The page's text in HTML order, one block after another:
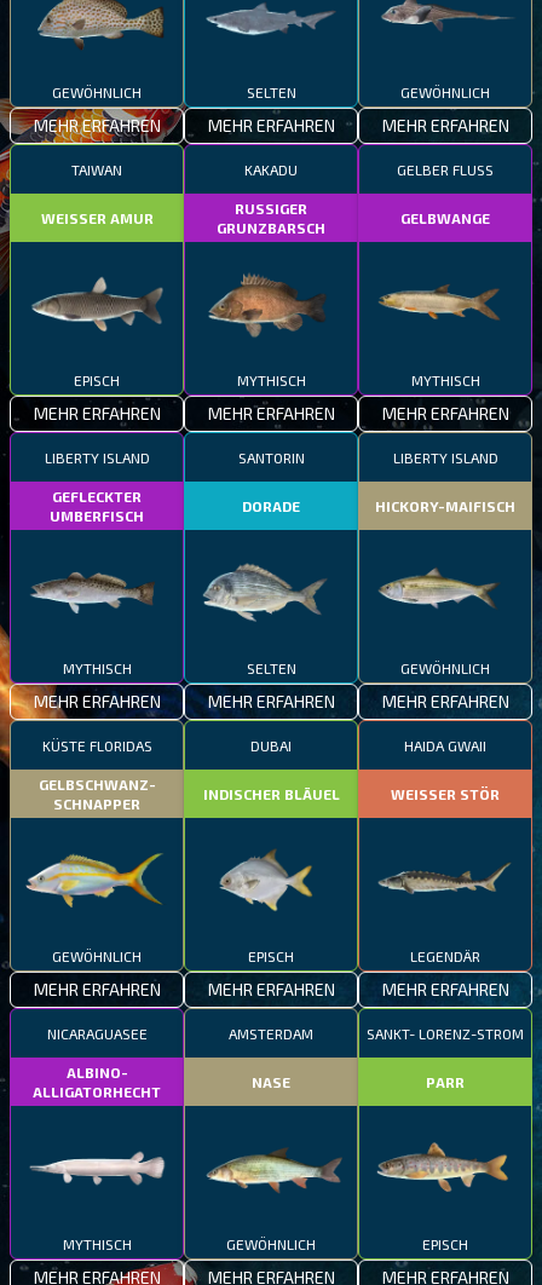
GEWÖHNLICH
MEHR ERFAHREN
SELTEN
MEHR ERFAHREN
GEWÖHNLICH
MEHR ERFAHREN
TAIWAN
WEISSER AMUR
EPISCH
MEHR ERFAHREN
KAKADU
RUSSIGER
GRUNZBARSCH
MYTHISCH
MEHR ERFAHREN
GELBER FLUSS
GELBWANGE
MYTHISCH
MEHR ERFAHREN
LIBERTY ISLAND
GEFLECKTER
UMBERFISCH
MYTHISCH
MEHR ERFAHREN
SANTORIN
DORADE
SELTEN
MEHR ERFAHREN
LIBERTY ISLAND
HICKORY-MAIFISCH
GEWÖHNLICH
MEHR ERFAHREN
KÜSTE FLORIDAS
GELBSCHWANZ-
SCHNAPPER
GEWÖHNLICH
MEHR ERFAHREN
DUBAI
INDISCHER BLÄUEL
EPISCH
MEHR ERFAHREN
HAIDA GWAII
WEISSER STÖR
LEGENDÄR
MEHR ERFAHREN
NICARAGUASEE
ALBINO-
ALLIGATORHECHT
MYTHISCH
MEHR ERFAHREN
AMSTERDAM
NASE
GEWÖHNLICH
MEHR ERFAHREN
SANKT- LORENZ-STROM
PARR
EPISCH
MEHR ERFAHREN